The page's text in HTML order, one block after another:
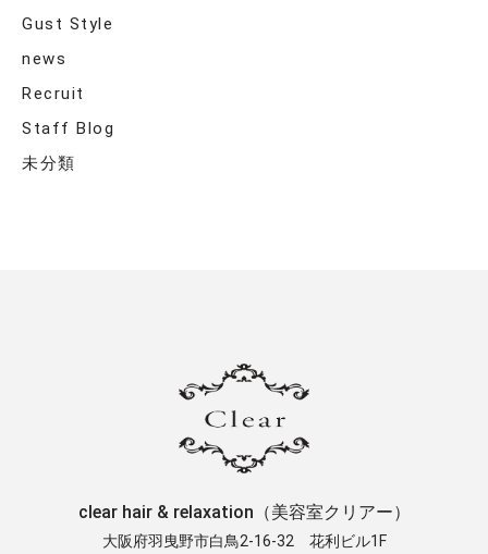
Gust Style
news
Recruit
Staff Blog
未分類
clear hair & relaxation（美容室クリアー）
大阪府羽曳野市白鳥2-16-32 ​花利ビル1F